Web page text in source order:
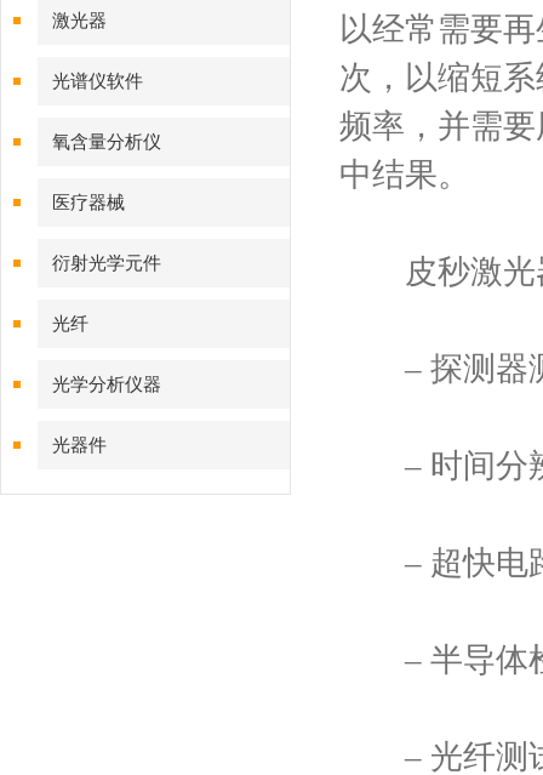
激光器
光谱仪软件
氧含量分析仪
医疗器械
衍射光学元件
光纤
光学分析仪器
光器件
以经常需要
次，以缩短
频率，并需
中结果。
皮秒激光
– 探测器测
– 时间分
– 超快电
– 半导体
– 光纤测